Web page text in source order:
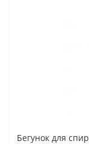
Бегунок для